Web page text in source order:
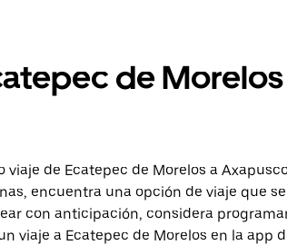
de
de Ecatepec de Morelos a
encuentra una opción de viaje que
con anticipación, considera
viaje a Ecatepec de Morelos en la app